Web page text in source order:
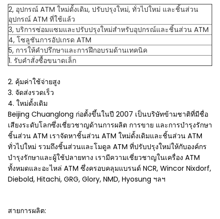
2, อุปกรณ์ ATM ใหม่ดั้งเดิม, ปรับปรุงใหม่, ทั่วไปใหม่ และชิ้นส่วน
อุปกรณ์ ATM ที่ใช้แล้ว
3, บริการซ่อมแซมและปรับปรุงใหม่สำหรับอุปกรณ์และชิ้นส่วน ATM
4, โซลูชันการอัปเกรด ATM
5, การให้คำปรึกษาและการฝึกอบรมด้านเทคนิค
1. รับคำสั่งซื้อขนาดเล็ก
2. คุ้มค่าใช้จ่ายสูง
3. จัดส่งรวดเร็ว
4. ใหม่ดั้งเดิม
Beijing Chuanglong ก่อตั้งขึ้นในปี 2007 เป็นบริษัทข้ามชาติที่มีชื่อ
เสียงระดับโลกซึ่งเชี่ยวชาญด้านการผลิต การขาย และการบำรุงรักษา
ชิ้นส่วน ATM เราจัดหาชิ้นส่วน ATM ใหม่ดั้งเดิมและชิ้นส่วน ATM
ทั่วไปใหม่ รวมถึงชิ้นส่วนและโมดูล ATM ที่ปรับปรุงใหม่ให้กับองค์กร
บำรุงรักษาและผู้ใช้ปลายทาง เรามีความเชี่ยวชาญในเครื่อง ATM
ทั้งหมดและอะไหล่ ATM ซึ่งครอบคลุมแบรนด์ NCR, Wincor Nixdorf,
Diebold, Hitachi, GRG, Glory, NMD, Hyosung ฯลฯ
สายการผลิต: